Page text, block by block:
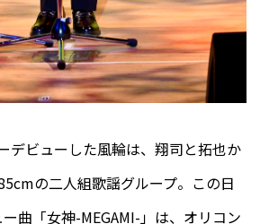
デビューした風輪は、翔司と拓也か
の二人組歌謡グループ。この日
曲「女神-MEGAMI-」は、オリコン